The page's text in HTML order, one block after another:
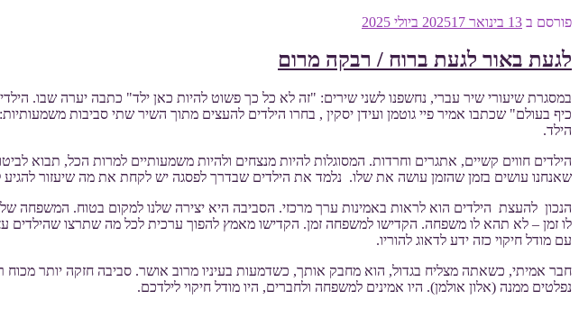
פורסם ב 13 בינואר 2025 17 ביולי 2025
לגעת באור לגעת ברוח / רבקה מרום
במסגרת שיעורי שיר עברי, נחשפנו לשני שירים: "זה לא כל כך פשוט להיות כאן ילד" כתבה יערה שבו.
כיף בעולם" שכתבו אמיר פיי גוטמן ועידן יסקין , בחרו הילדים להעצים מתוך השיר שתי סביבות
הילד.
הילדים חווים קשיים, אתגרים וחרדות. המסוגלות להיות מנצחים ולהיות משמעותיים למרות הכל, תבוא
שאנחנו עושים בזמן שהזמן עושה את שלו. נלמד את הילדים שבדרך לפסגה יש לקחת את מה שיעזור
הנכון להעצת הילדים הוא לראות באמינות ערך מרכזי. הסביבה היא יצירה שלנו למקום בטוח. המשפחה
לו זמן – לא תהא לו משפחה. הקדישו למשפחה זמן. הקדישו מאמץ להפוך ערכית לכל מה שתרצו
עם מודל חיקוי כזה ידע לדאוג להוריו.
חבר אמיתי, כשאתה מצליח בגדול, הוא מחבק אותך, כשדמעות בעיניו מרוב אושר. סביבה חזקה יותר מכוח
נפלטים ממנה (אלון אולמן). היו אמינים למשפחה ולחברים, היו מודל חיקוי לילדכם.